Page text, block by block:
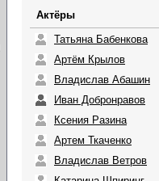
Актёры
Татьяна Бабенкова
Артём Крылов
Владислав Абашин
Иван Добронравов
Ксения Разина
Артем Ткаченко
Владислав Ветров